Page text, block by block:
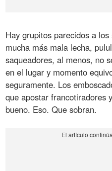
Hay grupitos parecidos a
mucha más mala lecha,
saqueadores, al menos, no
en el lugar y momento
seguramente. Los
que apostar francotiradores
bueno. Eso. Que sobran.